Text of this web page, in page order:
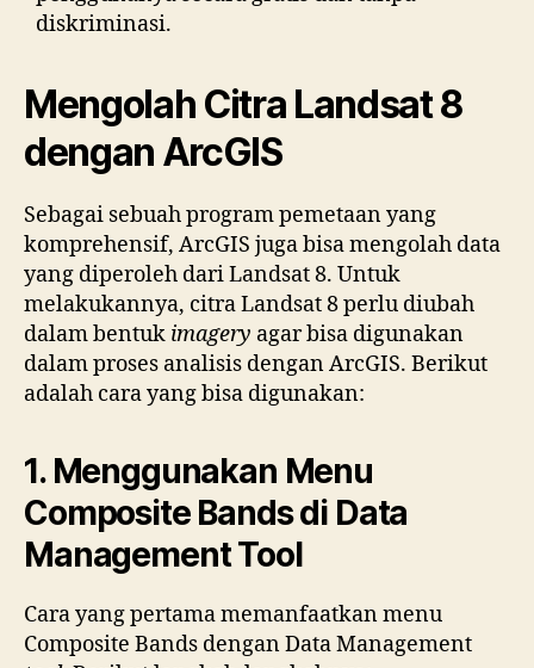
diskriminasi.
Mengolah Citra Landsat 8
dengan ArcGIS
Sebagai sebuah program pemetaan yang
komprehensif, ArcGIS juga bisa mengolah data
yang diperoleh dari Landsat 8. Untuk
melakukannya, citra Landsat 8 perlu diubah
dalam bentuk imagery agar bisa digunakan
dalam proses analisis dengan ArcGIS. Berikut
adalah cara yang bisa digunakan:
1. Menggunakan Menu
Composite Bands di Data
Management Tool
Cara yang pertama memanfaatkan menu
Composite Bands dengan Data Management